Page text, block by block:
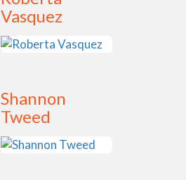
Vasquez
Shannon
Tweed